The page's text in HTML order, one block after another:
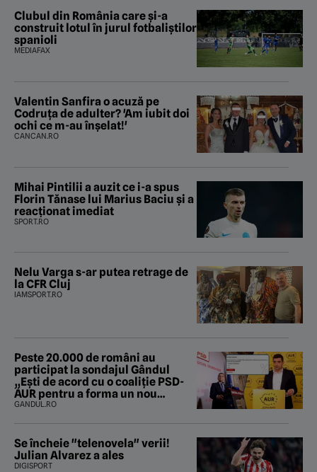
Clubul din România care și-a
construit lotul în jurul fotbaliștilor
spanioli
MEDIAFAX
Valentin Sanfira o acuză pe
Codruța de adulter? 'Am iubit doi
ochi ce m-au înșelat!'
CANCAN.RO
Mihai Pintilii a auzit ce i-a spus
Florin Tănase lui Marius Baciu și a
reacționat imediat
SPORT.RO
Nelu Varga s-ar putea retrage de
la CFR Cluj
IAMSPORT.RO
Peste 20.000 de români au
participat la sondajul Gândul
„Ești de acord cu o coaliție PSD-
AUR pentru a forma un nou
Guvern și a încheia criza
GANDUL.RO
Se încheie "telenovela" verii!
Julian Alvarez a ales
DIGISPORT